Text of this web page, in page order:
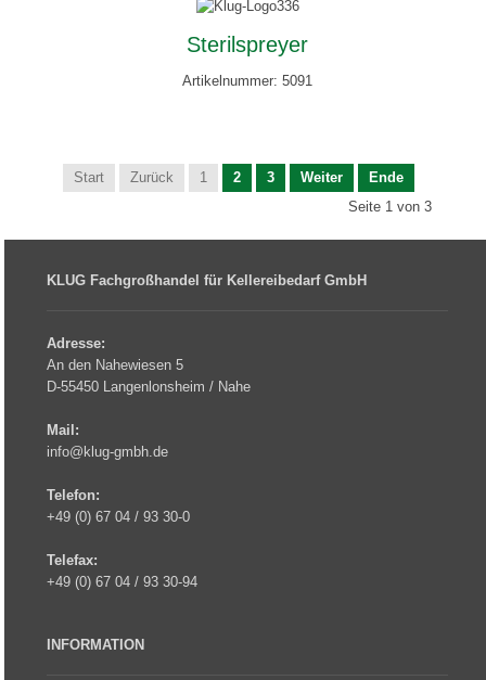
Sterilspreyer
Artikelnummer: 5091
Start Zurück 1 2 3 Weiter
Ende
Seite 1 von 3
KLUG Fachgroßhandel für Kellereibedarf GmbH
Adresse:
An den Nahewiesen 5
D-55450 Langenlonsheim / Nahe
Mail:
info@klug-gmbh.de
Telefon:
+49 (0) 67 04 / 93 30-0
Telefax:
+49 (0) 67 04 / 93 30-94
INFORMATION